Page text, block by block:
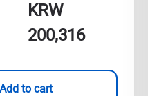
KRW
200,316
Add to cart